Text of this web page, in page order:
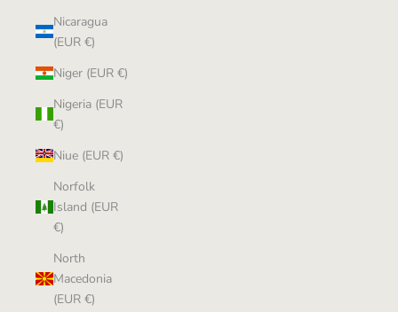
Nicaragua
(EUR €)
Niger (EUR €)
Nigeria (EUR
€)
Niue (EUR €)
Norfolk
Island (EUR
€)
North
Macedonia
(EUR €)